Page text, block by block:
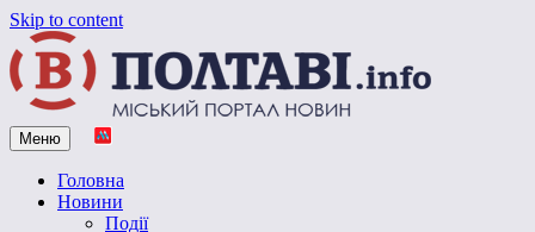
Skip to content
Vpoltave.info
Полтавський портал новин
Меню
Головна
Новини
Події